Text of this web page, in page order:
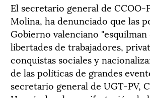
El secretario general de CCOO-
Molina, ha denunciado que las
Gobierno valenciano
libertades de trabajadores,
conquistas sociales y
de las políticas de grandes
secretario general de UGT-PV,